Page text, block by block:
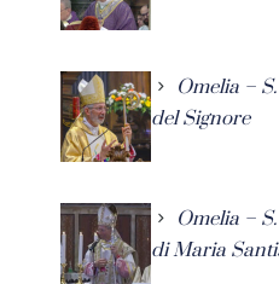
Omelia –
del Signore
Omelia –
di Maria